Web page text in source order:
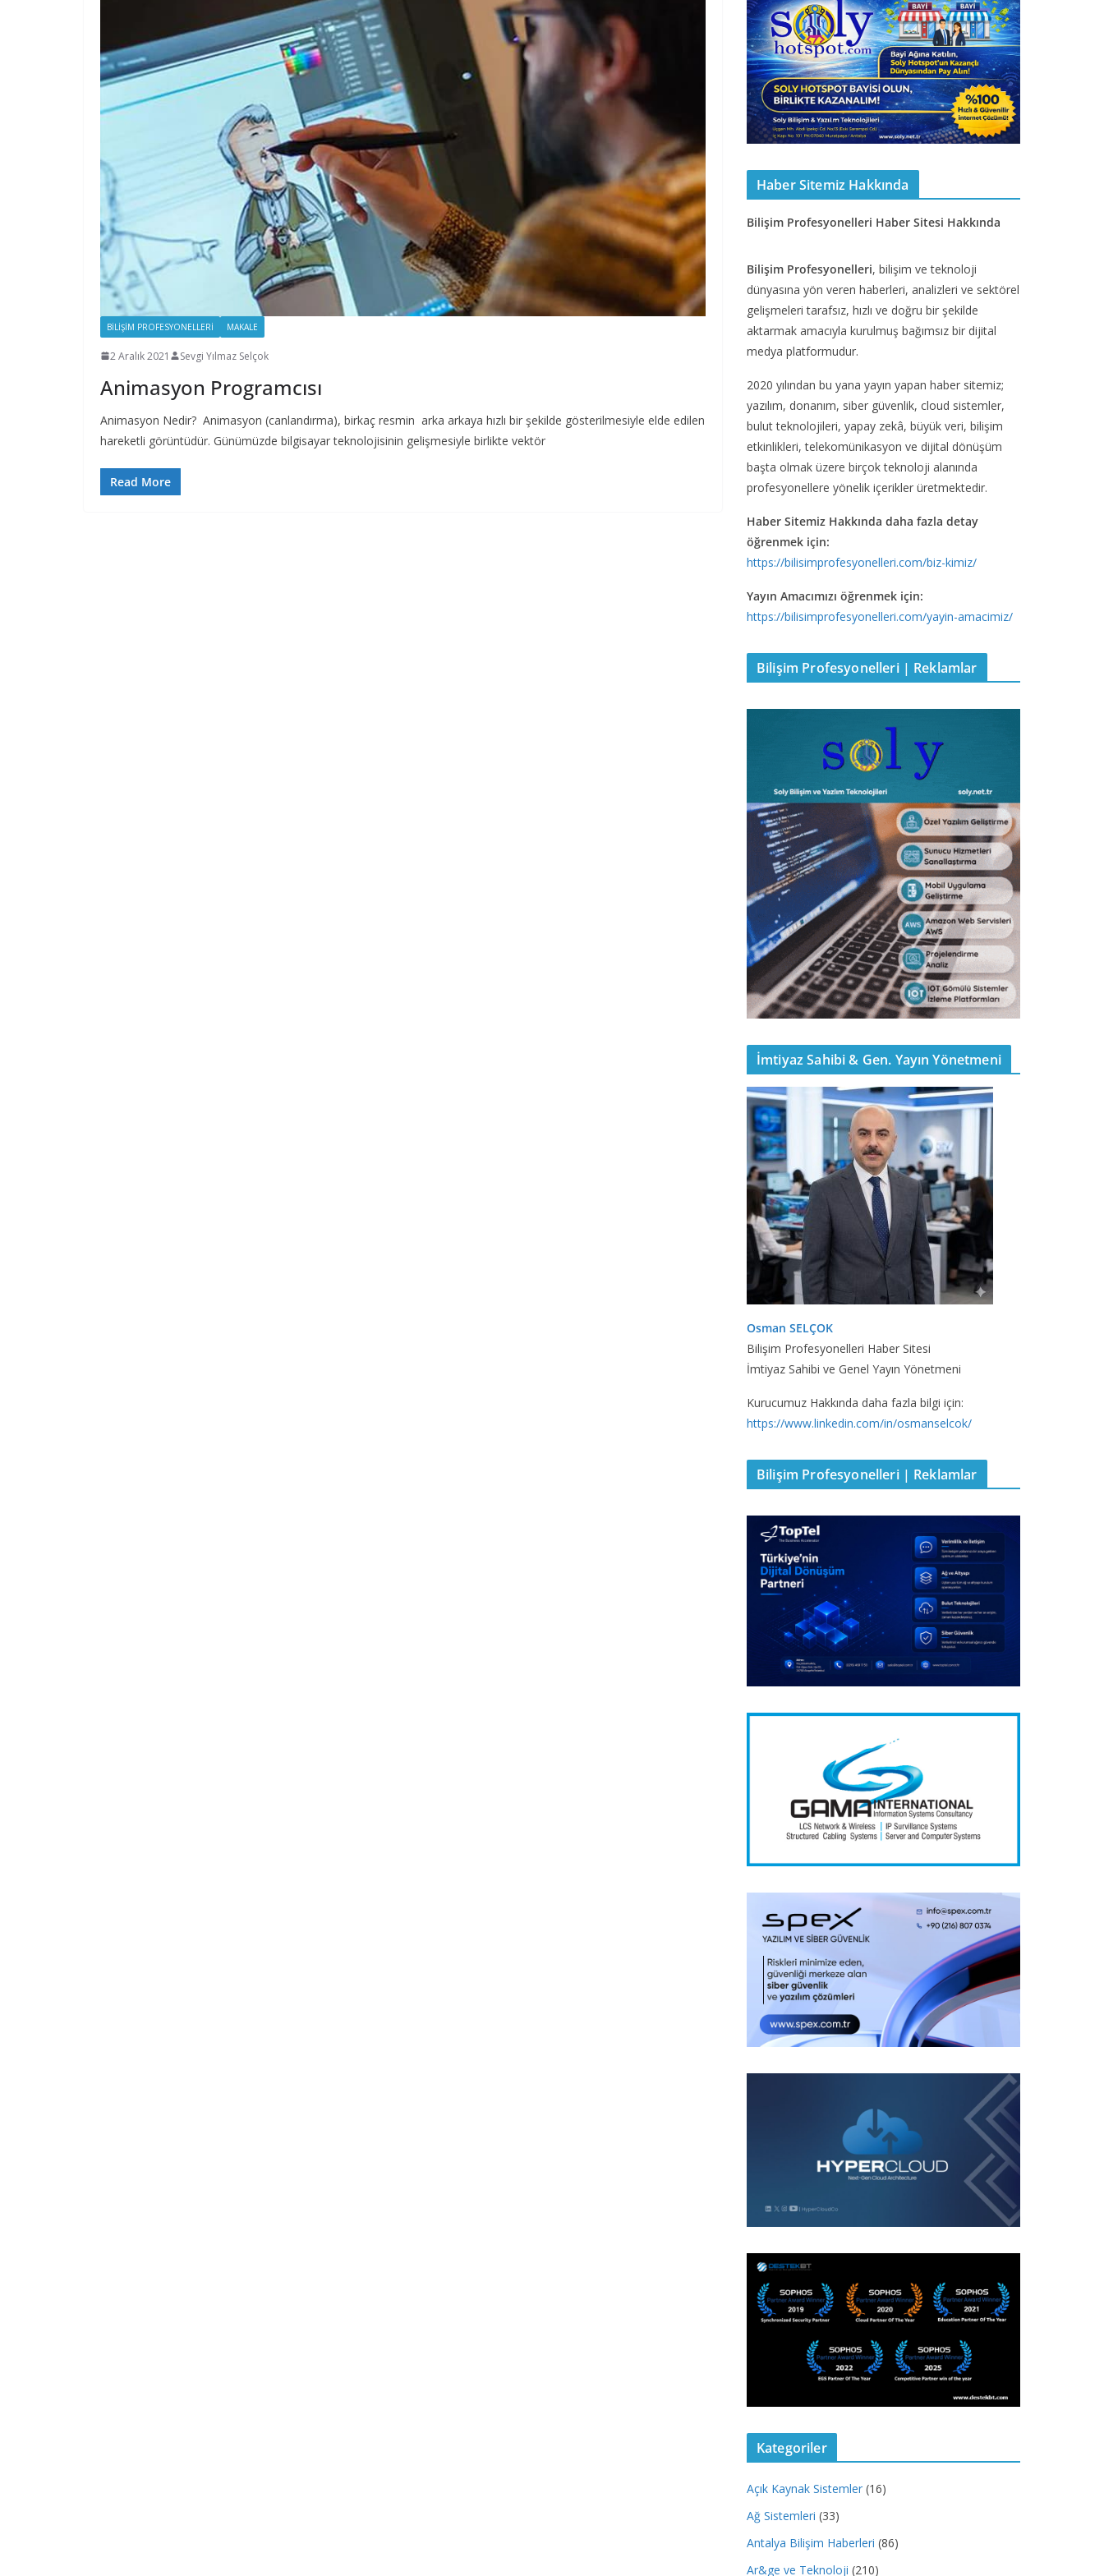
BILIŞIM PROFESYONELLERI MAKALE
2 Aralık 2021 Sevgi Yılmaz Selçok
Animasyon Programcısı
Animasyon Nedir? Animasyon (canlandırma), birkaç resmin arka arkaya hızlı bir şekilde gösterilmesiyle elde edilen
hareketli görüntüdür. Günümüzde bilgisayar teknolojisinin gelişmesiyle birlikte vektör
Read More
Haber Sitemiz Hakkında
Bilişim Profesyonelleri Haber Sitesi Hakkında
Bilişim Profesyonelleri, bilişim ve teknoloji
dünyasına yön veren haberleri, analizleri ve sektörel
gelişmeleri tarafsız, hızlı ve doğru bir şekilde
aktarmak amacıyla kurulmuş bağımsız bir dijital
medya platformudur.
2020 yılından bu yana yayın yapan haber sitemiz;
yazılım, donanım, siber güvenlik, cloud sistemler,
bulut teknolojileri, yapay zekâ, büyük veri, bilişim
etkinlikleri, telekomünikasyon ve dijital dönüşüm
başta olmak üzere birçok teknoloji alanında
profesyonellere yönelik içerikler üretmektedir.
Haber Sitemiz Hakkında daha fazla detay
öğrenmek için:
https://bilisimprofesyonelleri.com/biz-kimiz/
Yayın Amacımızı öğrenmek için:
https://bilisimprofesyonelleri.com/yayin-amacimiz/
Bilişim Profesyonelleri | Reklamlar
İmtiyaz Sahibi & Gen. Yayın Yönetmeni
Osman SELÇOK
Bilişim Profesyonelleri Haber Sitesi
İmtiyaz Sahibi ve Genel Yayın Yönetmeni
Kurucumuz Hakkında daha fazla bilgi için:
https://www.linkedin.com/in/osmanselcok/
Bilişim Profesyonelleri | Reklamlar
Kategoriler
Açık Kaynak Sistemler (16)
Ağ Sistemleri (33)
Antalya Bilişim Haberleri (86)
Ar&ge ve Teknoloji (210)